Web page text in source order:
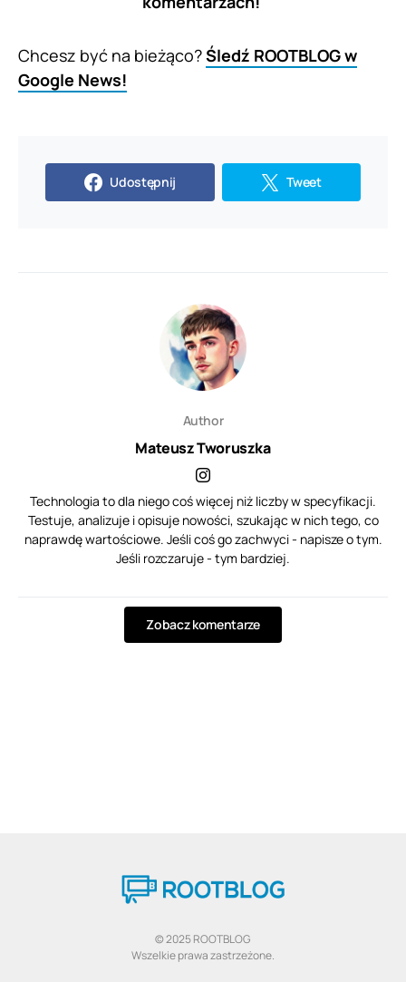
Chcesz być na bieżąco?Śledź ROOTBLOG w
Google News!
Udostępnij Tweet
Author
Mateusz Tworuszka
Technologia to dla niego coś więcej niż liczby w specyfikacji.
Testuje, analizuje i opisuje nowości, szukając w nich tego, co
naprawdę wartościowe. Jeśli coś go zachwyci - napisze o tym.
Jeśli rozczaruje - tym bardziej.
Zobacz komentarze
© 2025 ROOTBLOG
Wszelkie prawa zastrzeżone.